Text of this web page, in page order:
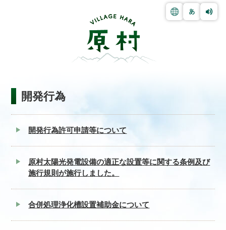
開発行為
開発行為許可申請等について
原村太陽光発電設備の適正な設置等に関する条例及び
施行規則が施行しました。
合併処理浄化槽設置補助金について